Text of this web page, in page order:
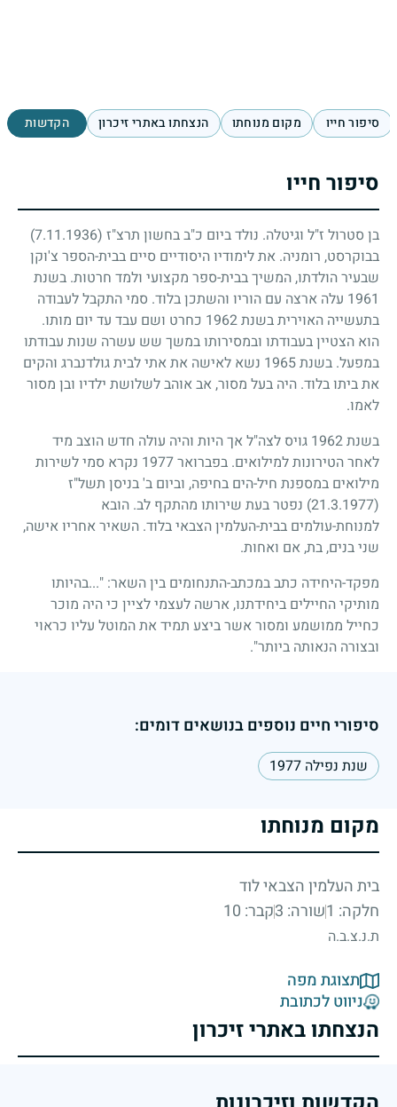
סיפור חייו מקום מנוחתו הנצחתו באתרי זיכרון הקדשות
סיפור חייו
בן סטרול ז"ל וגיטלה. נולד ביום כ"ב בחשון תרצ"ז (7.11.1936)
בבוקרסט, רומניה. את לימודיו היסודיים סיים בבית-הספר צ'וקן
שבעיר הולדתו, המשיך בבית-ספר מקצועי ולמד חרטות. בשנת
1961 עלה ארצה עם הוריו והשתכן בלוד. סמי התקבל לעבודה
בתעשייה האוירית בשנת1962 כחרט ושם עבד עד יום מותו.
הוא הצטיין בעבודתו ובמסירותו במשך שש עשרה שנות עבודתו
במפעל. בשנת1965 נשא לאישה את אתי לבית גולדנברג והקים
את ביתו בלוד. היה בעל מסור, אב אוהב לשלושת ילדיו ובן מסור
לאמו.
בשנת1962 גויס לצה"ל אך היות והיה עולה חדש הוצב מיד
לאחר הטירונות למילואים. בפברואר1977 נקרא סמי לשירות
מילואים במספנת חיל-הים בחיפה, וביום ב' בניסן תשל"ז
(21.3.1977)
נפטר בעת שירותו מהתקף לב. הובא
למנוחת-עולמים בבית-העלמין הצבאי בלוד. השאיר אחריו אישה,
שני בנים, בת, אם ואחות.
מפקד-היחידה כתב במכתב-התנחומים בין השאר: "...בהיותו
מותיקי החיילים ביחידתנו, ארשה לעצמי לציין כי היה מוכר
כחייל ממושמע ומסור אשר ביצע תמיד את המוטל עליו כראוי
ובצורה הנאותה ביותר".
סיפורי חיים נוספים בנושאים דומים:
שנת נפילה 1977
מקום מנוחתו
בית העלמין הצבאי לוד
חלקה: 1
שורה: 3 קבר: 10
ת.נ.צ.ב.ה
תצוגת מפה
ניווט לכתובת
הנצחתו באתרי זיכרון